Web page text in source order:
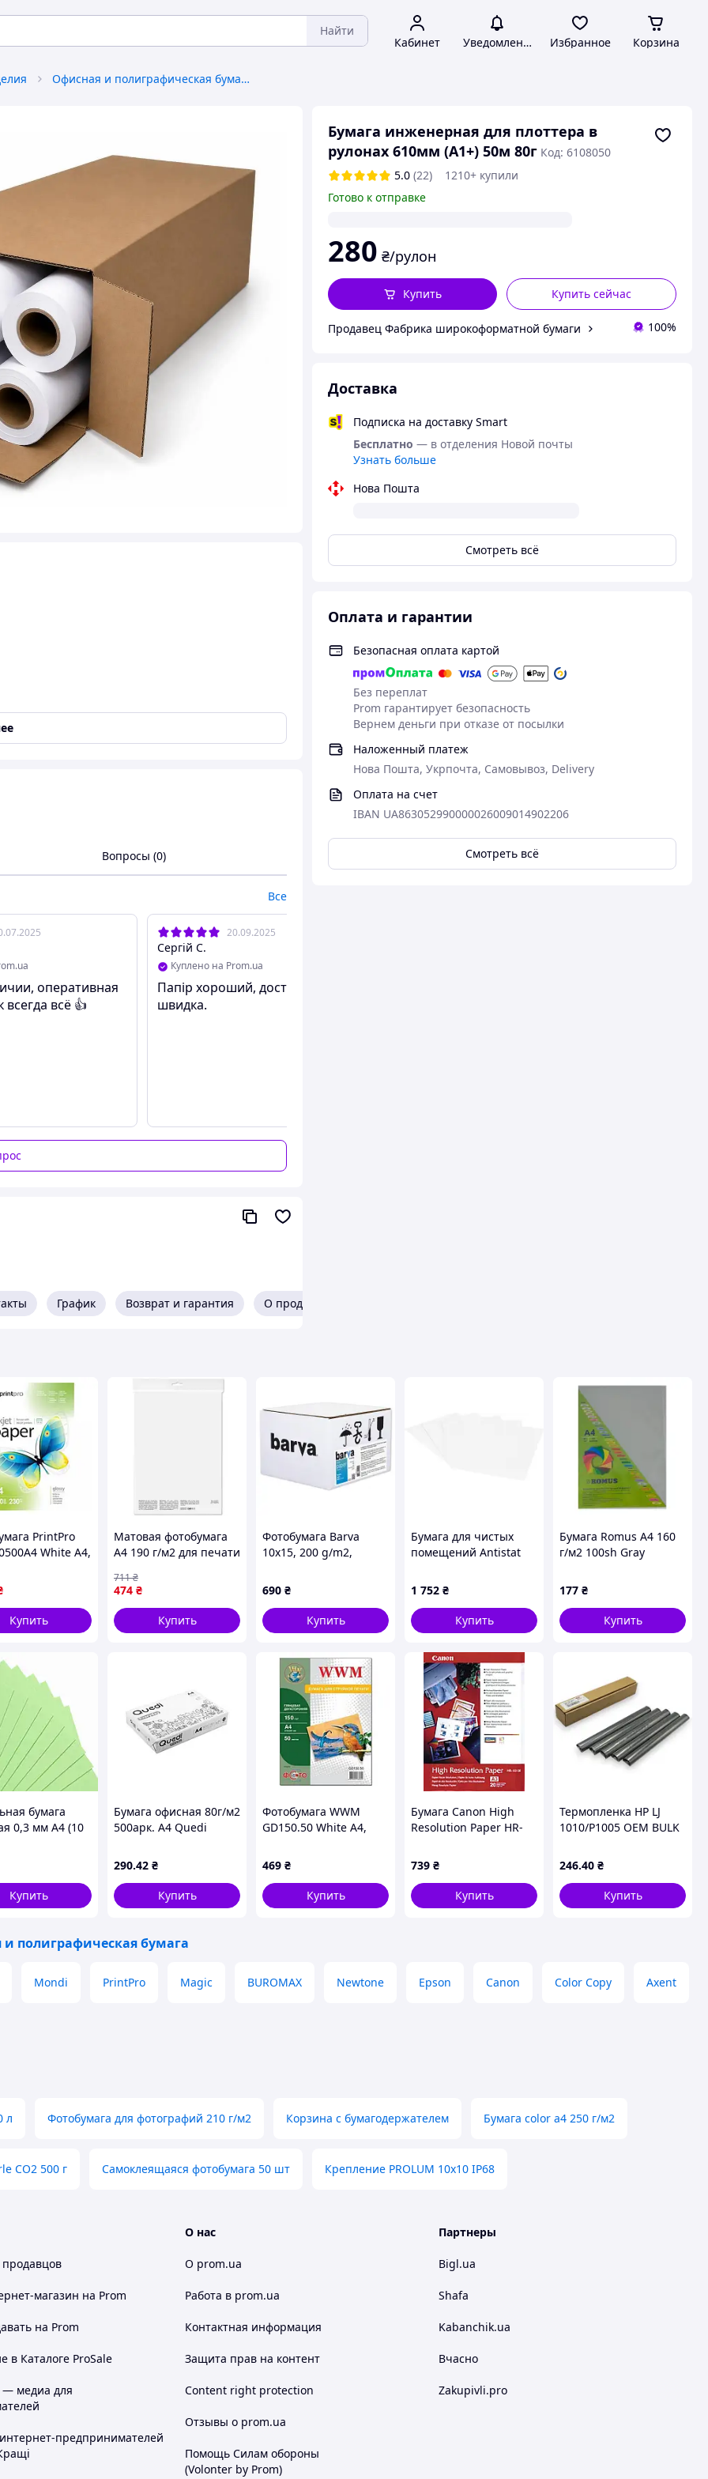
Найти
Кабинет Уведомления Избранное Корзина
Офисная и полиграфическая бумага
Бумага инженерная для плоттера в
рулонах 610мм (А1+) 50м 80г Код: 6108050
5.0 (22)
1210+ купили
Готово к отправке
280 ₴/рулон
Купить сейчас
Купить
Продавец Фабрика широкоформатной бумаги 100%
Доставка
Подписка на доставку Smart
Бесплатно — в отделения Новой почты
Узнать больше
Нова Пошта
Смотреть всё
Оплата и гарантии
Безопасная оплата картой
Без переплат
Prom гарантирует безопасность
Вернем деньги при отказе от посылки
Наложенный платеж
Нова Пошта, Укрпочта, Самовывоз, Delivery
Оплата на счет
IBAN UA863052990000026009014902206
Смотреть всё
чернилами
даже самые маленькие детали изображения.
графиков, карт, других документов,
Canon,HP
067 467 08 12 / 066 320 93 07
Вопросы (0)
Все
оперативная
всегда всё 👍
20.09.2025
Сергій С.
Куплено на Prom.ua
Папір хороший, доставка
швидка.
График Возврат и гарантия О продавце
PrintPro
White А4,
Купить
Матовая фотобумага
A4 190 г/м2 для печати
и цветных
иллюстраций FLAME
474 ₴
711₴
Купить
Фотобумага Barva
10x15, 200 g/m2,
(IP-CE200-220)
690 ₴
Купить
Бумага для чистых
помещений Antistat
м², 250 шт., белая.
1 752 ₴
Купить
Бумага Romus A4 160
г/м2 100sh Gray
177 ₴
Купить
бумага
0,3 мм А4 (10
Купить
Бумага офисная 80г/м2
500арк. А4 Quedi
290.42 ₴
Купить
Фотобумага WWM
GD150.50 White А4,
м2
469 ₴
Купить
Бумага Canon High
Resolution Paper HR-
фотобумага DIN A3,
плотностью 106 г/м²,
20 листов, матовая
739 ₴
Купить
Термопленка HP LJ
1010/P1005 OEM BULK
WD) MDR
246.40 ₴
Купить
полиграфическая бумага
Mondi PrintPro Magic BUROMAX Newtone Epson Canon Color Copy Axent
л Фотобумага для фотографий 210 г/м2 Корзина с бумагодержателем Бумага color а4 250 г/м2
CO2 500 г Самоклеящаяся фотобумага 50 шт Крепление PROLUM 10x10 IP68
магазин на Prom
на Prom
в Каталоге ProSale
— медиа для
предпринимателей
О нас
О prom.ua
Работа в prom.ua
Контактная информация
Защита прав на контент
Content right protection
Отзывы о prom.ua
Помощь Силам обороны
(Volonter by Prom)
Партнеры
Bigl.ua
Shafa
Kabanchik.ua
Вчасно
Zakupivli.pro